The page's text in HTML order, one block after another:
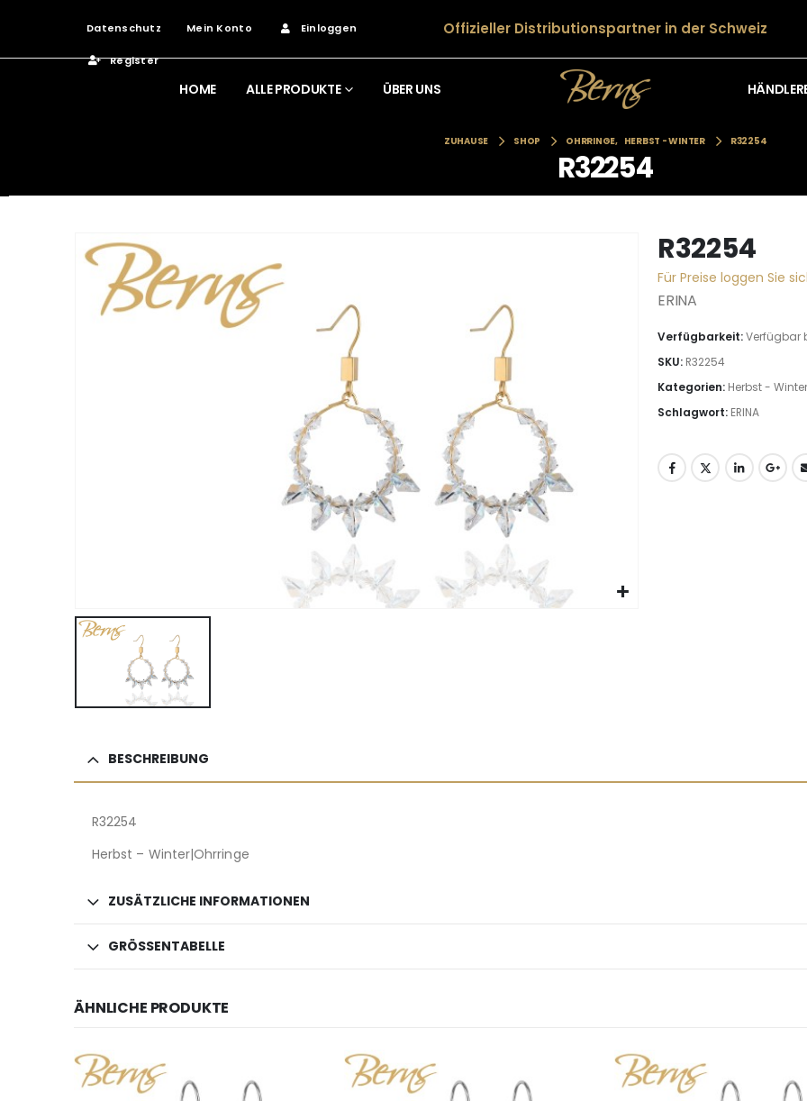
Datenschutz Mein Konto Einloggen
Register
Offizieller Distributionspartner in der Schweiz
HOME ALLE PRODUKTE ÜBER UNS
ZUHAUSE SHOP OHRRINGE, HERBST - WINTER R32254
R32254
R32254
Für Preise loggen Sie
ERINA
Verfügbarkeit:Verfügbar
SKU: R32254
Kategorien: Herbst - Winter
Schlagwort: ERINA
BESCHREIBUNG
R32254
Herbst – Winter|Ohrringe
ZUSÄTZLICHE INFORMATIONEN
GRÖSSENTABELLE
ÄHNLICHE PRODUKTE